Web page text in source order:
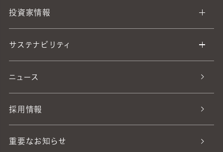
投資家情報
サステナビリティ
ニュース
採用情報
重要なお知らせ